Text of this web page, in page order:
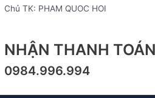
Chủ TK: PHAM QUOC HOI
NHẬN THANH TOÁN
0984.996.994